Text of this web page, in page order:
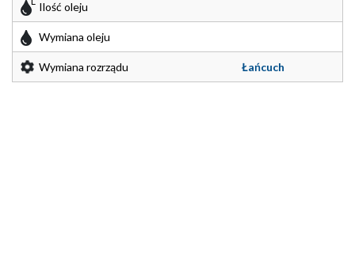
Ilość oleju
Wymiana oleju
Wymiana rozrządu Łańcuch